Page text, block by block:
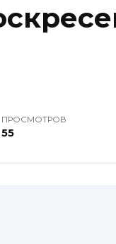
ПРОСМОТРОВ
55